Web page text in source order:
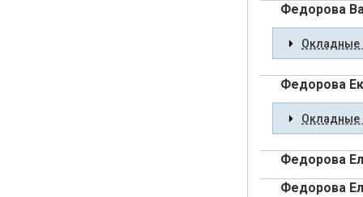
Федорова
Окладные
Федорова
Окладные
Федорова
Федорова